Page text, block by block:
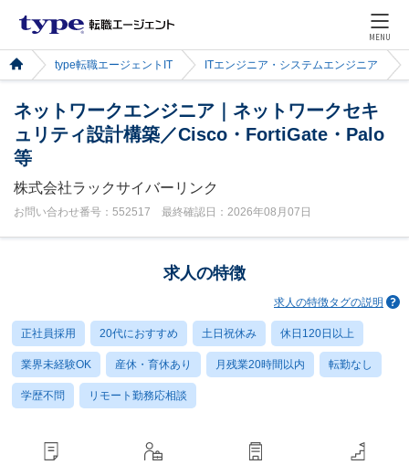
MENU
type転職エージェントIT ITエンジニア・システムエンジニア
ネットワークエンジニア｜ネットワークセキ
ュリティ設計構築／Cisco・FortiGate・Palo
等
株式会社ラックサイバーリンク
お問い合わせ番号：552517 最終確認日：2026年08月07日
求人の特徴
求人の特徴タグの説明
正社員採用 20代におすすめ 土日祝休み 休日120日以上
業界未経験OK 産休・育休あり 月残業20時間以内 転勤なし
学歴不問 リモート勤務応相談